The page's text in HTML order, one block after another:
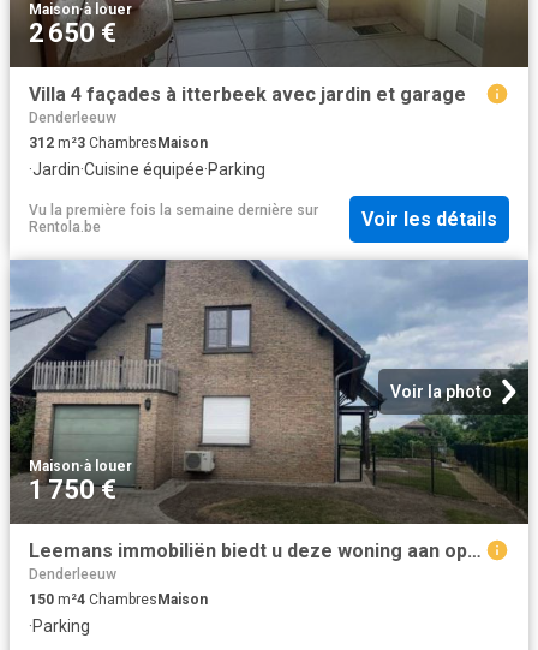
Maison·à louer
2 650 €
Villa 4 façades à itterbeek avec jardin et garage
Denderleeuw
312 m²3 Chambres Maison
·Jardin·Cuisine équipée·Parking
Vu la première fois la semaine dernière sur
Rentola.be
Voir les détails
Voir la photo
Maison·à louer
1 750 €
Leemans immobiliën biedt u deze woning aan op een centrale l
Denderleeuw
150 m²4 ChambresMaison
·Parking